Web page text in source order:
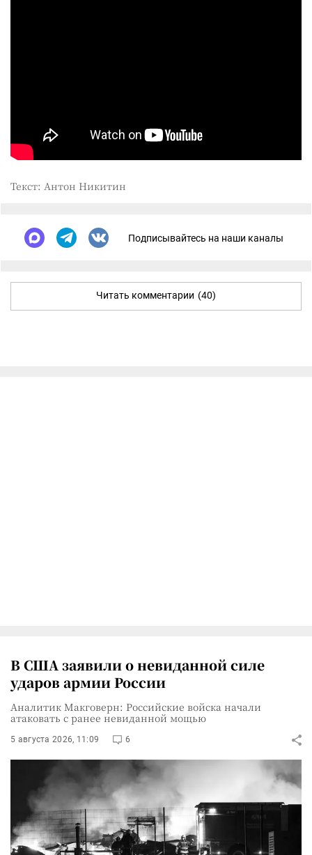
Текст: Антон Никитин
Подписывайтесь на наши каналы
Читать комментарии (40)
В США заявили о невиданной силе
ударов армии России
Аналитик Макговерн: Российские войска начали
атаковать с ранее невиданной мощью
5 августа 2026, 11:09 6